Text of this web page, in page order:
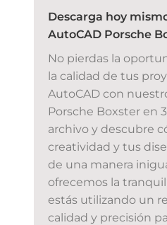
Descarga hoy
AutoCAD Porsche
No pierdas la
la calidad de tus
AutoCAD con
Porsche Boxster en
archivo y descubre
creatividad y tus
de una manera
ofrecemos la
estás utilizando un
calidad y precisión